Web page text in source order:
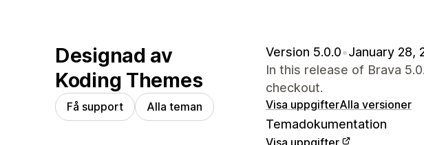
Designad av
Koding Themes
Få support Alla teman
Version 5.0.0•January 28,
In this release of Brava
checkout.
Visa uppgifterAlla versioner
Temadokumentation
Visa uppgifter